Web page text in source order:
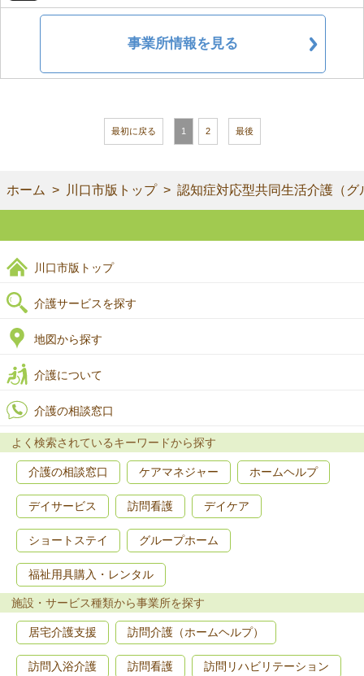
事業所情報を見る
最初に戻る 1 2 最後
ホーム 川口市版トップ 認知症対応型共同生活介護（
川口市版トップ
介護サービスを探す
地図から探す
介護について
介護の相談窓口
よく検索されているキーワードから探す
介護の相談窓口 ケアマネジャー ホームヘルプ
デイサービス 訪問看護 デイケア
ショートステイ グループホーム
福祉用具購入・レンタル
施設・サービス種類から事業所を探す
居宅介護支援 訪問介護（ホームヘルプ）
訪問入浴介護 訪問看護 訪問リハビリテーション